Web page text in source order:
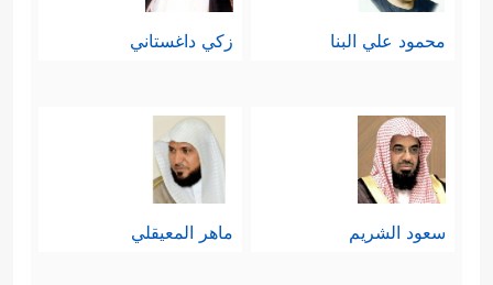
محمود علي البنا زكي داغستاني
سعود الشريم ماهر المعيقلي